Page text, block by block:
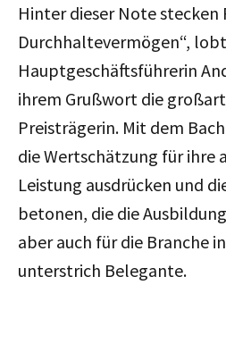
Hinter dieser Note stecken
Durchhaltevermögen“,
Hauptgeschäftsführerin
ihrem Grußwort die
Preisträgerin. Mit dem
die Wertschätzung für ihre
Leistung ausdrücken und
betonen, die die
aber auch für die Branche
unterstrich Belegante.